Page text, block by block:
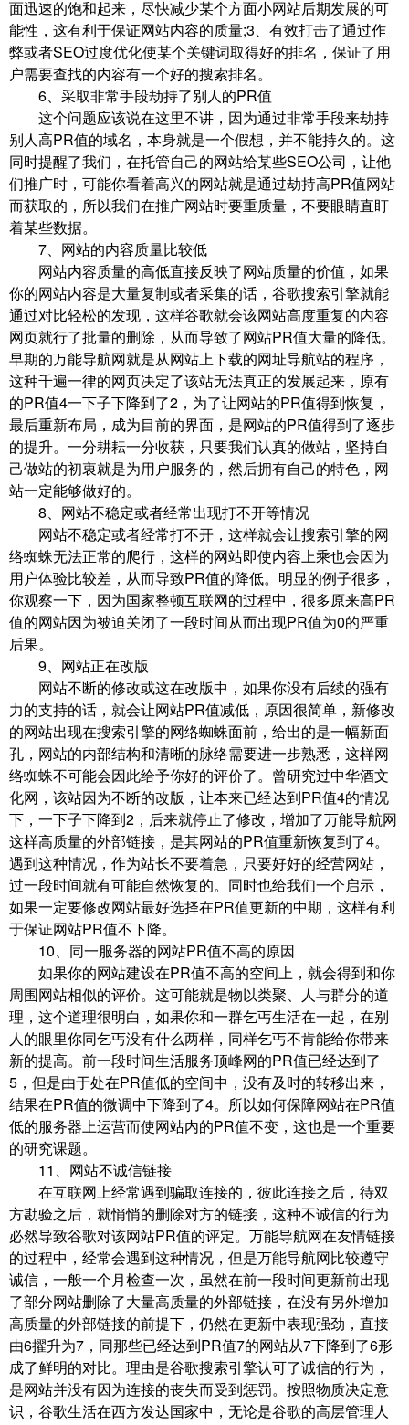
面迅速的饱和起来，尽快减少某个方面小网站后期发展的可
能性，这有利于保证网站内容的质量;3、有效打击了通过作
弊或者SEO过度优化使某个关键词取得好的排名，保证了用
户需要查找的内容有一个好的搜索排名。
6、采取非常手段劫持了别人的PR值
这个问题应该说在这里不讲，因为通过非常手段来劫持
别人高PR值的域名，本身就是一个假想，并不能持久的。这
同时提醒了我们，在托管自己的网站给某些SEO公司，让他
们推广时，可能你看着高兴的网站就是通过劫持高PR值网站
而获取的，所以我们在推广网站时要重质量，不要眼睛直盯
着某些数据。
7、网站的内容质量比较低
网站内容质量的高低直接反映了网站质量的价值，如果
你的网站内容是大量复制或者采集的话，谷歌搜索引擎就能
通过对比轻松的发现，这样谷歌就会该网站高度重复的内容
网页就行了批量的删除，从而导致了网站PR值大量的降低。
早期的万能导航网就是从网站上下载的网址导航站的程序，
这种千遍一律的网页决定了该站无法真正的发展起来，原有
的PR值4一下子下降到了2，为了让网站的PR值得到恢复，
最后重新布局，成为目前的界面，是网站的PR值得到了逐步
的提升。一分耕耘一分收获，只要我们认真的做站，坚持自
己做站的初衷就是为用户服务的，然后拥有自己的特色，网
站一定能够做好的。
8、网站不稳定或者经常出现打不开等情况
网站不稳定或者经常打不开，这样就会让搜索引擎的网
络蜘蛛无法正常的爬行，这样的网站即使内容上乘也会因为
用户体验比较差，从而导致PR值的降低。明显的例子很多，
你观察一下，因为国家整顿互联网的过程中，很多原来高PR
值的网站因为被迫关闭了一段时间从而出现PR值为0的严重
后果。
9、网站正在改版
网站不断的修改或这在改版中，如果你没有后续的强有
力的支持的话，就会让网站PR值减低，原因很简单，新修改
的网站出现在搜索引擎的网络蜘蛛面前，给出的是一幅新面
孔，网站的内部结构和清晰的脉络需要进一步熟悉，这样网
络蜘蛛不可能会因此给予你好的评价了。曾研究过中华酒文
化网，该站因为不断的改版，让本来已经达到PR值4的情况
下，一下子下降到2，后来就停止了修改，增加了万能导航网
这样高质量的外部链接，是其网站的PR值重新恢复到了4。
遇到这种情况，作为站长不要着急，只要好好的经营网站，
过一段时间就有可能自然恢复的。同时也给我们一个启示，
如果一定要修改网站最好选择在PR值更新的中期，这样有利
于保证网站PR值不下降。
10、同一服务器的网站PR值不高的原因
如果你的网站建设在PR值不高的空间上，就会得到和你
周围网站相似的评价。这可能就是物以类聚、人与群分的道
理，这个道理很明白，如果你和一群乞丐生活在一起，在别
人的眼里你同乞丐没有什么两样，同样乞丐不肯能给你带来
新的提高。前一段时间生活服务顶峰网的PR值已经达到了
5，但是由于处在PR值低的空间中，没有及时的转移出来，
结果在PR值的微调中下降到了4。所以如何保障网站在PR值
低的服务器上运营而使网站内的PR值不变，这也是一个重要
的研究课题。
11、网站不诚信链接
在互联网上经常遇到骗取连接的，彼此连接之后，待双
方勘验之后，就悄悄的删除对方的链接，这种不诚信的行为
必然导致谷歌对该网站PR值的评定。万能导航网在友情链接
的过程中，经常会遇到这种情况，但是万能导航网比较遵守
诚信，一般一个月检查一次，虽然在前一段时间更新前出现
了部分网站删除了大量高质量的外部链接，在没有另外增加
高质量的外部链接的前提下，仍然在更新中表现强劲，直接
由6擢升为7，同那些已经达到PR值7的网站从7下降到了6形
成了鲜明的对比。理由是谷歌搜索引擎认可了诚信的行为，
是网站并没有因为连接的丧失而受到惩罚。按照物质决定意
识，谷歌生活在西方发达国家中，无论是谷歌的高层管理人